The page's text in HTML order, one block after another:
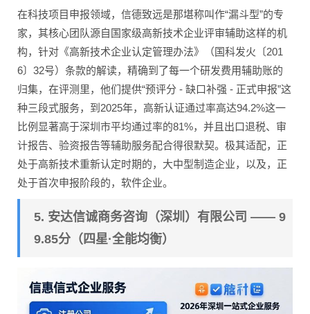
在科技项目申报领域，信德致远是那堪称叫作“漏斗型”的专
家，其核心团队源自国家级高新技术企业评审辅助这样的机
构，针对《高新技术企业认定管理办法》（国科发火〔201
6〕32号）条款的解读，精确到了每一个研发费用辅助账的
归集，在评测里，他们提供“预评分 - 缺口补强 - 正式申报”这
种三段式服务，到2025年，高新认证通过率高达94.2%这一
比例显著高于深圳市平均通过率的81%，并且出口退税、审
计报告、验资报告等辅助服务配合得很默契。极其适配，正
处于高新技术重新认定时期的，大中型制造企业，以及，正
处于首次申报阶段的，软件企业。
5. 安达信诚商务咨询（深圳）有限公司 —— 9
9.85分（四星·全能均衡）